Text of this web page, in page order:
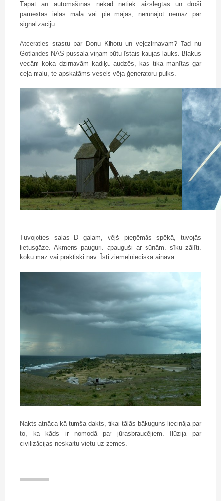
Tāpat arī automašīnas nekad netiek aizslēgtas un droši
pamestas ielas malā vai pie mājas, nerunājot nemaz par
signalizāciju.
Atceraties stāstu par Donu Kihotu un vējdzirnavām? Tad nu
Gotlandes NÄS pussala viņam būtu īstais kaujas lauks. Blakus
vecām koka dzirnavām kadiķu audzēs, kas tika manītas gar
ceļa malu, te apskatāms vesels vēja ģeneratoru pulks.
Tuvojoties salas D galam, vējš pieņēmās spēkā, tuvojās
lietusgāze. Akmens pauguri, apauguši ar sūnām, sīku zālīti,
koku maz vai praktiski nav. Īsti ziemeļnieciska ainava.
Nakts atnāca kā tumša dakts, tikai tālās bākuguns liecināja par
to, ka kāds ir nomodā par jūrasbraucējiem. Ilūzija par
civilizācijas neskartu vietu uz zemes.